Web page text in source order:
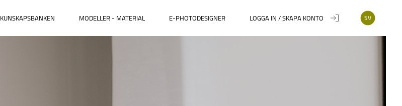
SV
KUNSKAPSBANKEN MODELLER - MATERIAL E-PHOTODESIGNER LOGGA IN / SKAPA KONTO